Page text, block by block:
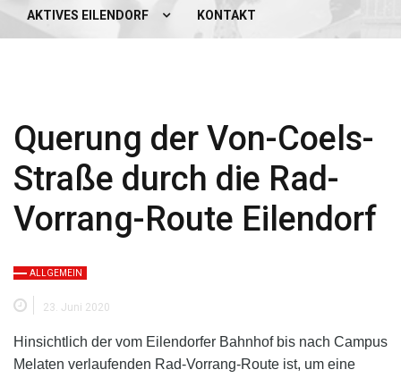
AKTIVES EILENDORF KONTAKT
Querung der Von-Coels-
Straße durch die Rad-
Vorrang-Route Eilendorf
ALLGEMEIN
23. Juni 2020
Hinsichtlich der vom Eilendorfer Bahnhof bis nach Campus
Melaten verlaufenden Rad-Vorrang-Route ist, um eine